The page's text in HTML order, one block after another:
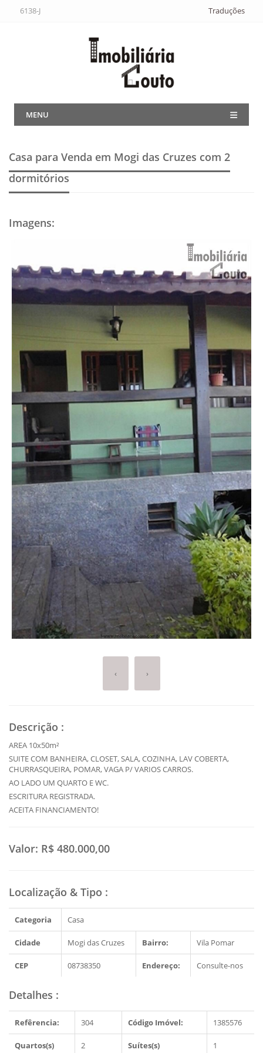
6138-J Traduções
MENU
Casa para Venda em Mogi das Cruzes com 2
dormitórios
Imagens:
‹ ›
Descrição :
AREA 10x50m²
SUITE COM BANHEIRA, CLOSET, SALA, COZINHA, LAV COBERTA,
CHURRASQUEIRA, POMAR, VAGA P/ VARIOS CARROS.
AO LADO UM QUARTO E WC.
ESCRITURA REGISTRADA.
ACEITA FINANCIAMENTO!
Valor: R$ 480.000,00
Localização & Tipo :
Categoria Casa
Cidade Mogi das Cruzes Bairro: Vila Pomar
CEP 08738350 Endereço: Consulte-nos
Detalhes :
Refêrencia: 304 Código Imóvel: 1385576
Quartos(s) 2 Suítes(s) 1